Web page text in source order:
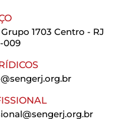
1703 Centro - RJ
009